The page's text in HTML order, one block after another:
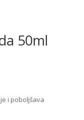
50ml
i poboljšava